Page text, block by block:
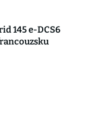
145 e-DCS6